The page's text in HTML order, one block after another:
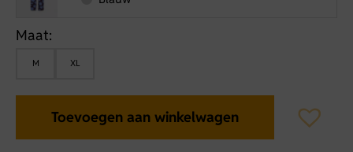
Maat:
M XL
Toevoegen aan winkelwagen